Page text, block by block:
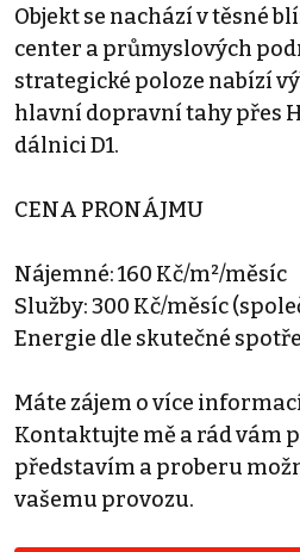
Objekt se nachází v těsné
center a průmyslových
strategické poloze nabízí
hlavní dopravní tahy přes
dálnici D1.
CENA PRONÁJMU
Nájemné: 160 Kč/m²/měsíc
Služby: 300 Kč/měsíc
Energie dle skutečné
Máte zájem o více
Kontaktujte mě a rád vám
představím a proberu
vašemu provozu.